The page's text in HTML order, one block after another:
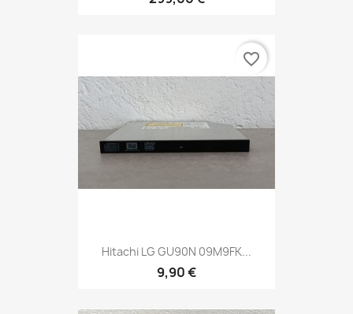
Hitachi LG GU90N 09M9FK...
9,90 €
favorite_border